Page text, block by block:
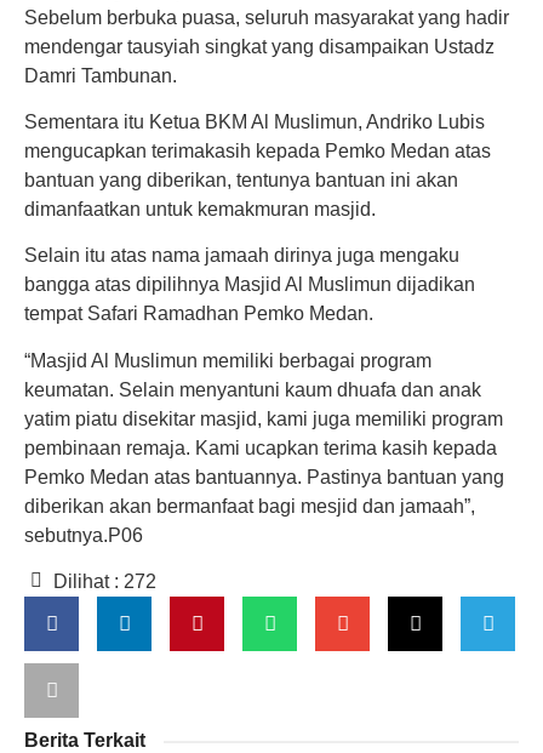
Sebelum berbuka puasa, seluruh masyarakat yang hadir
mendengar tausyiah singkat yang disampaikan Ustadz
Damri Tambunan.
Sementara itu Ketua BKM Al Muslimun, Andriko Lubis
mengucapkan terimakasih kepada Pemko Medan atas
bantuan yang diberikan, tentunya bantuan ini akan
dimanfaatkan untuk kemakmuran masjid.
Selain itu atas nama jamaah dirinya juga mengaku
bangga atas dipilihnya Masjid Al Muslimun dijadikan
tempat Safari Ramadhan Pemko Medan.
“Masjid Al Muslimun memiliki berbagai program
keumatan. Selain menyantuni kaum dhuafa dan anak
yatim piatu disekitar masjid, kami juga memiliki program
pembinaan remaja. Kami ucapkan terima kasih kepada
Pemko Medan atas bantuannya. Pastinya bantuan yang
diberikan akan bermanfaat bagi mesjid dan jamaah”,
sebutnya.P06
Dilihat : 272
Berita Terkait